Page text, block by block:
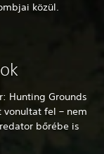
közül.
Hunting Grounds
vonultat fel – nem
bőrébe is